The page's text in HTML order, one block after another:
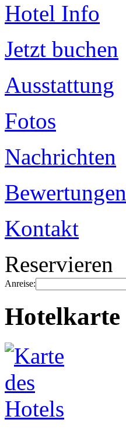
Hotel Info
Jetzt buchen
Ausstattung
Fotos
Nachrichten
Bewertungen
Kontakt
Reservieren
Anreise:
Hotelkarte